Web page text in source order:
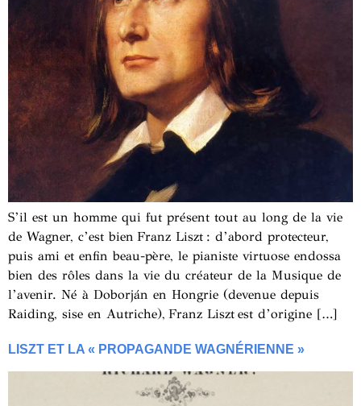
S’il est un homme qui fut présent tout au long de la vie
de Wagner, c’est bien Franz Liszt : d’abord protecteur,
puis ami et enfin beau-père, le pianiste virtuose endossa
bien des rôles dans la vie du créateur de la Musique de
l’avenir. Né à Doborján en Hongrie (devenue depuis
Raiding, sise en Autriche), Franz Liszt est d’origine […]
LISZT ET LA « PROPAGANDE WAGNÉRIENNE »